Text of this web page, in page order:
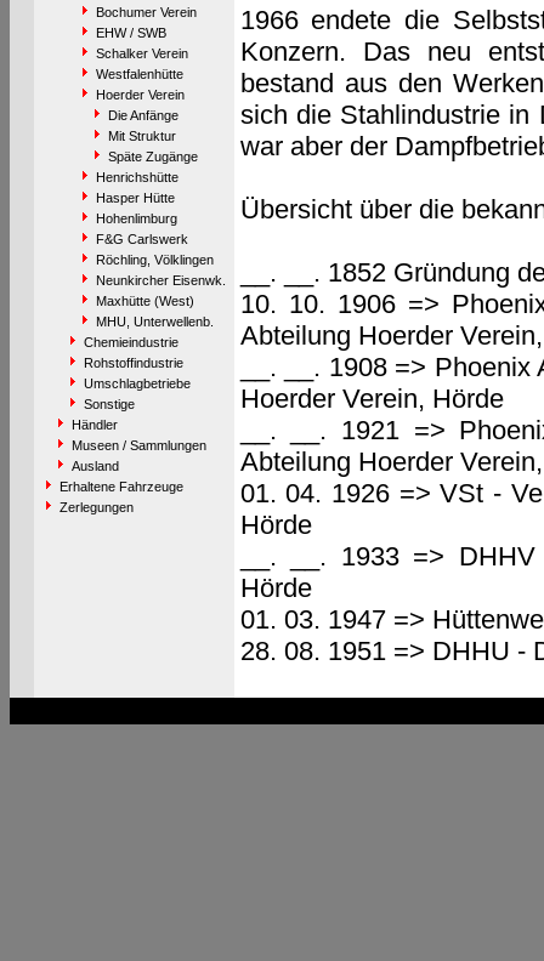
Bochumer Verein
EHW / SWB
Schalker Verein
Westfalenhütte
Hoerder Verein
Die Anfänge
Mit Struktur
Späte Zugänge
Henrichshütte
Hasper Hütte
Hohenlimburg
F&G Carlswerk
Röchling, Völklingen
Neunkircher Eisenwk.
Maxhütte (West)
MHU, Unterwellenb.
Chemieindustrie
Rohstoffindustrie
Umschlagbetriebe
Sonstige
Händler
Museen / Sammlungen
Ausland
Erhaltene Fahrzeuge
Zerlegungen
1966 endete die
Konzern. Das neu
bestand aus den
sich die Stahlindustrie in
war aber der
Übersicht über die
__. __. 1852 Gründung
10. 10. 1906 =>
Abteilung Hoerder
__. __. 1908 =>
Hoerder Verein, Hörde
__. __. 1921 =>
Abteilung Hoerder
01. 04. 1926 => VSt -
Hörde
__. __. 1933 =>
Hörde
01. 03. 1947 =>
28. 08. 1951 => DHHU -